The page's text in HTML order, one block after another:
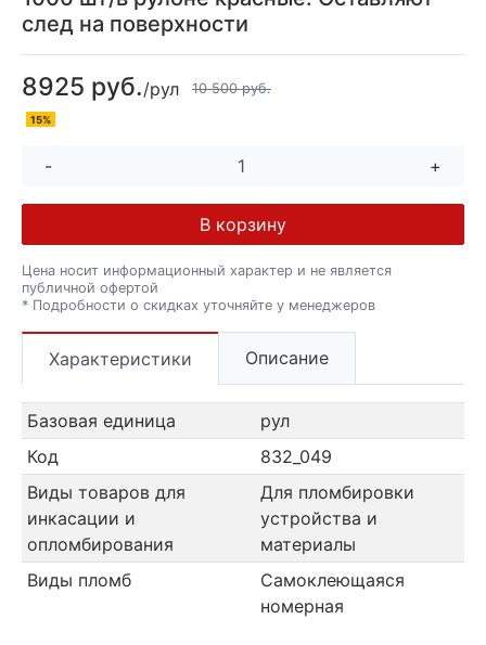
след на поверхности
8925 руб./рул 10 500 руб.
15%
- +
В корзину
Цена носит информационный характер и не является
публичной офертой
* Подробности о скидках уточняйте у менеджеров
Характеристики Описание
Базовая единица
рул
Код
832_049
Виды товаров для
инкасации и
опломбирования
Для пломбировки
устройства и
материалы
Виды пломб
Самоклеющаяся
номерная